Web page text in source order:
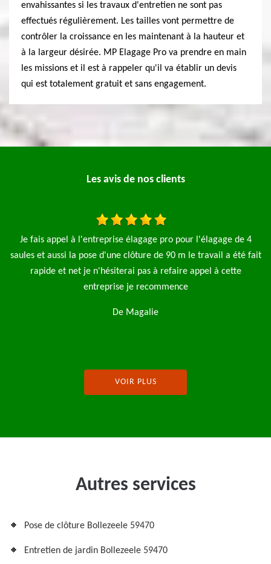
envahissantes si les travaux d'entretien ne sont pas
effectués régulièrement. Les tailles vont permettre de
contrôler la croissance en les maintenant à la hauteur et
à la largeur désirée. MP Elagage Pro va prendre en main
les missions et il est à rappeler qu'il va établir un devis
qui est totalement gratuit et sans engagement.
Les avis de nos clients
de 4
a été fait
à cette
J’ai fait appel à l’entreprise MP élagage pour la
pelouse et l’abattage d’une avec l’enlèvement des
Très bon travail je recommande
VOIR PLUS
Autres services
Pose de clôture Bollezeele 59470
Entretien de jardin Bollezeele 59470